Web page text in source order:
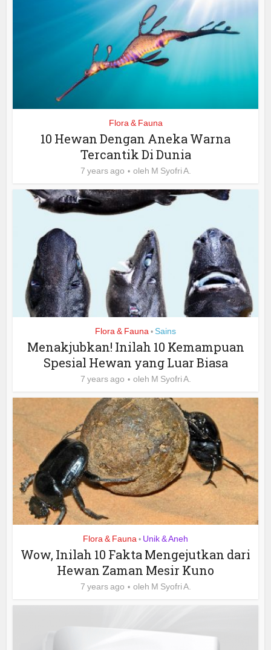
Flora & Fauna
10 Hewan Dengan Aneka Warna
Tercantik Di Dunia
7 years ago oleh M Syofri A.
Flora & Fauna • Sains
Menakjubkan! Inilah 10 Kemampuan
Spesial Hewan yang Luar Biasa
7 years ago oleh M Syofri A.
Flora & Fauna • Unik & Aneh
Wow, Inilah 10 Fakta Mengejutkan dari
Hewan Zaman Mesir Kuno
7 years ago oleh M Syofri A.